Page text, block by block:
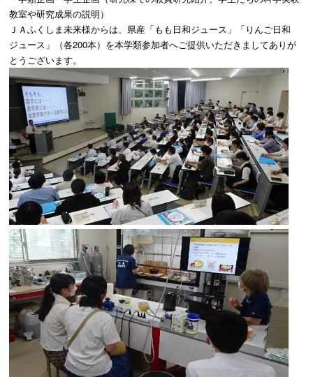
教室や研究成果の説明）
ＪＡふくしま未来様からは、県産「もも日和ジュース」「りんご日和
ジュース」（各200本）を本学類参加者へご提供いただきましてありが
とうございます。